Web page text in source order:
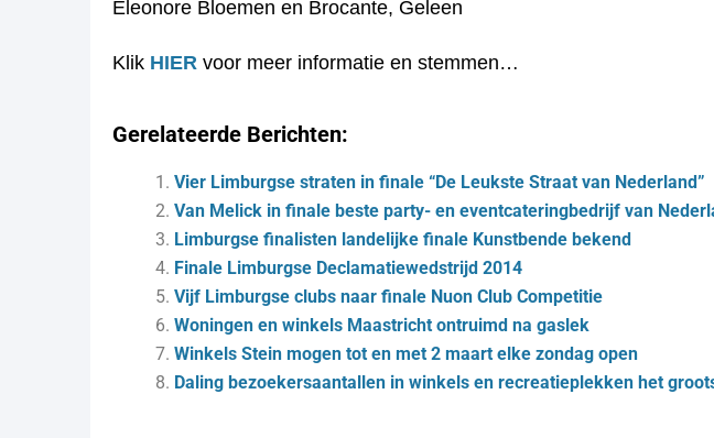
Eleonore Bloemen en Brocante, Geleen
Klik HIER voor meer informatie en stemmen…
Gerelateerde Berichten:
Vier Limburgse straten in finale “De Leukste Straat van Nederland”
Van Melick in finale beste party- en eventcateringbedrijf van
Limburgse finalisten landelijke finale Kunstbende bekend
Finale Limburgse Declamatiewedstrijd 2014
Vijf Limburgse clubs naar finale Nuon Club Competitie
Woningen en winkels Maastricht ontruimd na gaslek
Winkels Stein mogen tot en met 2 maart elke zondag open
Daling bezoekersaantallen in winkels en recreatieplekken het